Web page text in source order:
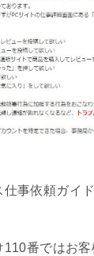
事依頼ガイド
番ではお